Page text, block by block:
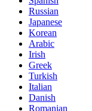
Russian
Japanese
Korean
Arabic
Irish
Greek
Turkish
Italian
Danish
Romanian